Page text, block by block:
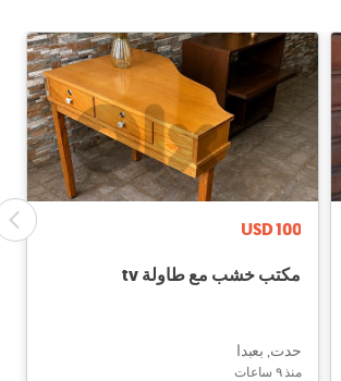
USD 100
مكتب خشب مع طاولة tv
حدت, بعبدا
منذ ٩ ساعات